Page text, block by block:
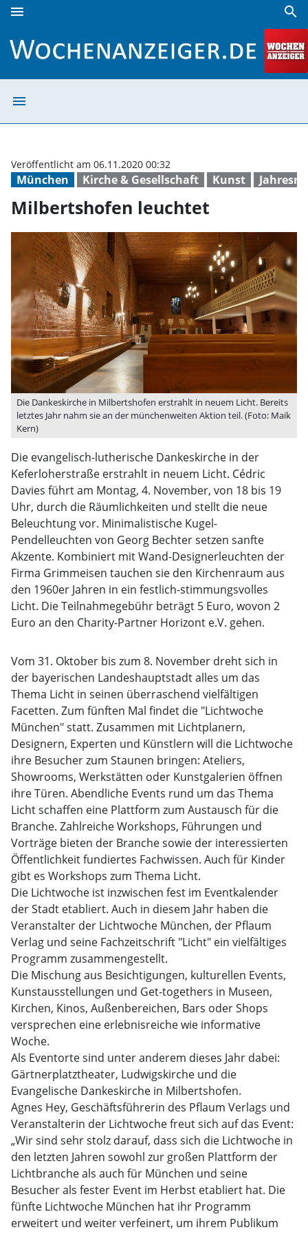
menu search
menu
München Kirche & Gesellschaft Kunst
Veröffentlicht am 06.11.2020 00:32
Milbertshofen leuchtet
Die Dankeskirche in Milbertshofen erstrahlt in neuem Licht. Bereits
letztes Jahr nahm sie an der münchenweiten Aktion teil. (Foto: Maik
Kern)
Die evangelisch-lutherische Dankeskirche in der
Keferloherstraße erstrahlt in neuem Licht. Cédric
Davies führt am Montag, 4. November, von 18 bis 19
Uhr, durch die Räumlichkeiten und stellt die neue
Beleuchtung vor. Minimalistische Kugel-
Pendelleuchten von Georg Bechter setzen sanfte
Akzente. Kombiniert mit Wand-Designerleuchten der
Firma Grimmeisen tauchen sie den Kirchenraum aus
den 1960er Jahren in ein festlich-stimmungsvolles
Licht. Die Teilnahmegebühr beträgt 5 Euro, wovon 2
Euro an den Charity-Partner Horizont e.V. gehen.
Vom 31. Oktober bis zum 8. November dreht sich in
der bayerischen Landeshauptstadt alles um das
Thema Licht in seinen überraschend vielfältigen
Facetten. Zum fünften Mal findet die "Lichtwoche
München" statt. Zusammen mit Lichtplanern,
Designern, Experten und Künstlern will die Lichtwoche
ihre Besucher zum Staunen bringen: Ateliers,
Showrooms, Werkstätten oder Kunstgalerien öffnen
ihre Türen. Abendliche Events rund um das Thema
Licht schaffen eine Plattform zum Austausch für die
Branche. Zahlreiche Workshops, Führungen und
Vorträge bieten der Branche sowie der interessierten
Öffentlichkeit fundiertes Fachwissen. Auch für Kinder
gibt es Workshops zum Thema Licht.
Die Lichtwoche ist inzwischen fest im Eventkalender
der Stadt etabliert. Auch in diesem Jahr haben die
Veranstalter der Lichtwoche München, der Pflaum
Verlag und seine Fachzeitschrift "Licht" ein vielfältiges
Programm zusammengestellt.
Die Mischung aus Besichtigungen, kulturellen Events,
Kunstausstellungen und Get-togethers in Museen,
Kirchen, Kinos, Außenbereichen, Bars oder Shops
versprechen eine erlebnisreiche wie informative
Woche.
Als Eventorte sind unter anderem dieses Jahr dabei:
Gärtnerplatztheater, Ludwigskirche und die
Evangelische Dankeskirche in Milbertshofen.
Agnes Hey, Geschäftsführerin des Pflaum Verlags und
Veranstalterin der Lichtwoche freut sich auf das Event:
„Wir sind sehr stolz darauf, dass sich die Lichtwoche in
den letzten Jahren sowohl zur großen Plattform der
Lichtbranche als auch für München und seine
Besucher als fester Event im Herbst etabliert hat. Die
fünfte Lichtwoche München hat ihr Programm
erweitert und weiter verfeinert, um ihrem Publikum